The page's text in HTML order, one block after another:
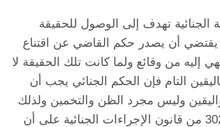
تهدف إلى الوصول للحقيقة
يقتضي أن يصدر حكم القاضي عن اقتناع
إليه من وقائع ولما كانت تلك الحقيقة لا
التام فإن الحكم الجنائي يجب أن
وليس مجرد الظن والتخمين ولذلك
جرى نص المادة 302 من قانون الإجراءات الجنائية على أن